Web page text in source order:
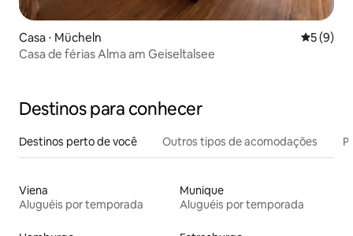
Casa ⋅ Mücheln 5 de
5 (9)
Casa de férias Alma am Geiseltalsee
Destinos para conhecer
Destinos perto de você Outros tipos de acomodações
Viena
Aluguéis por temporada
Munique
Aluguéis por temporada